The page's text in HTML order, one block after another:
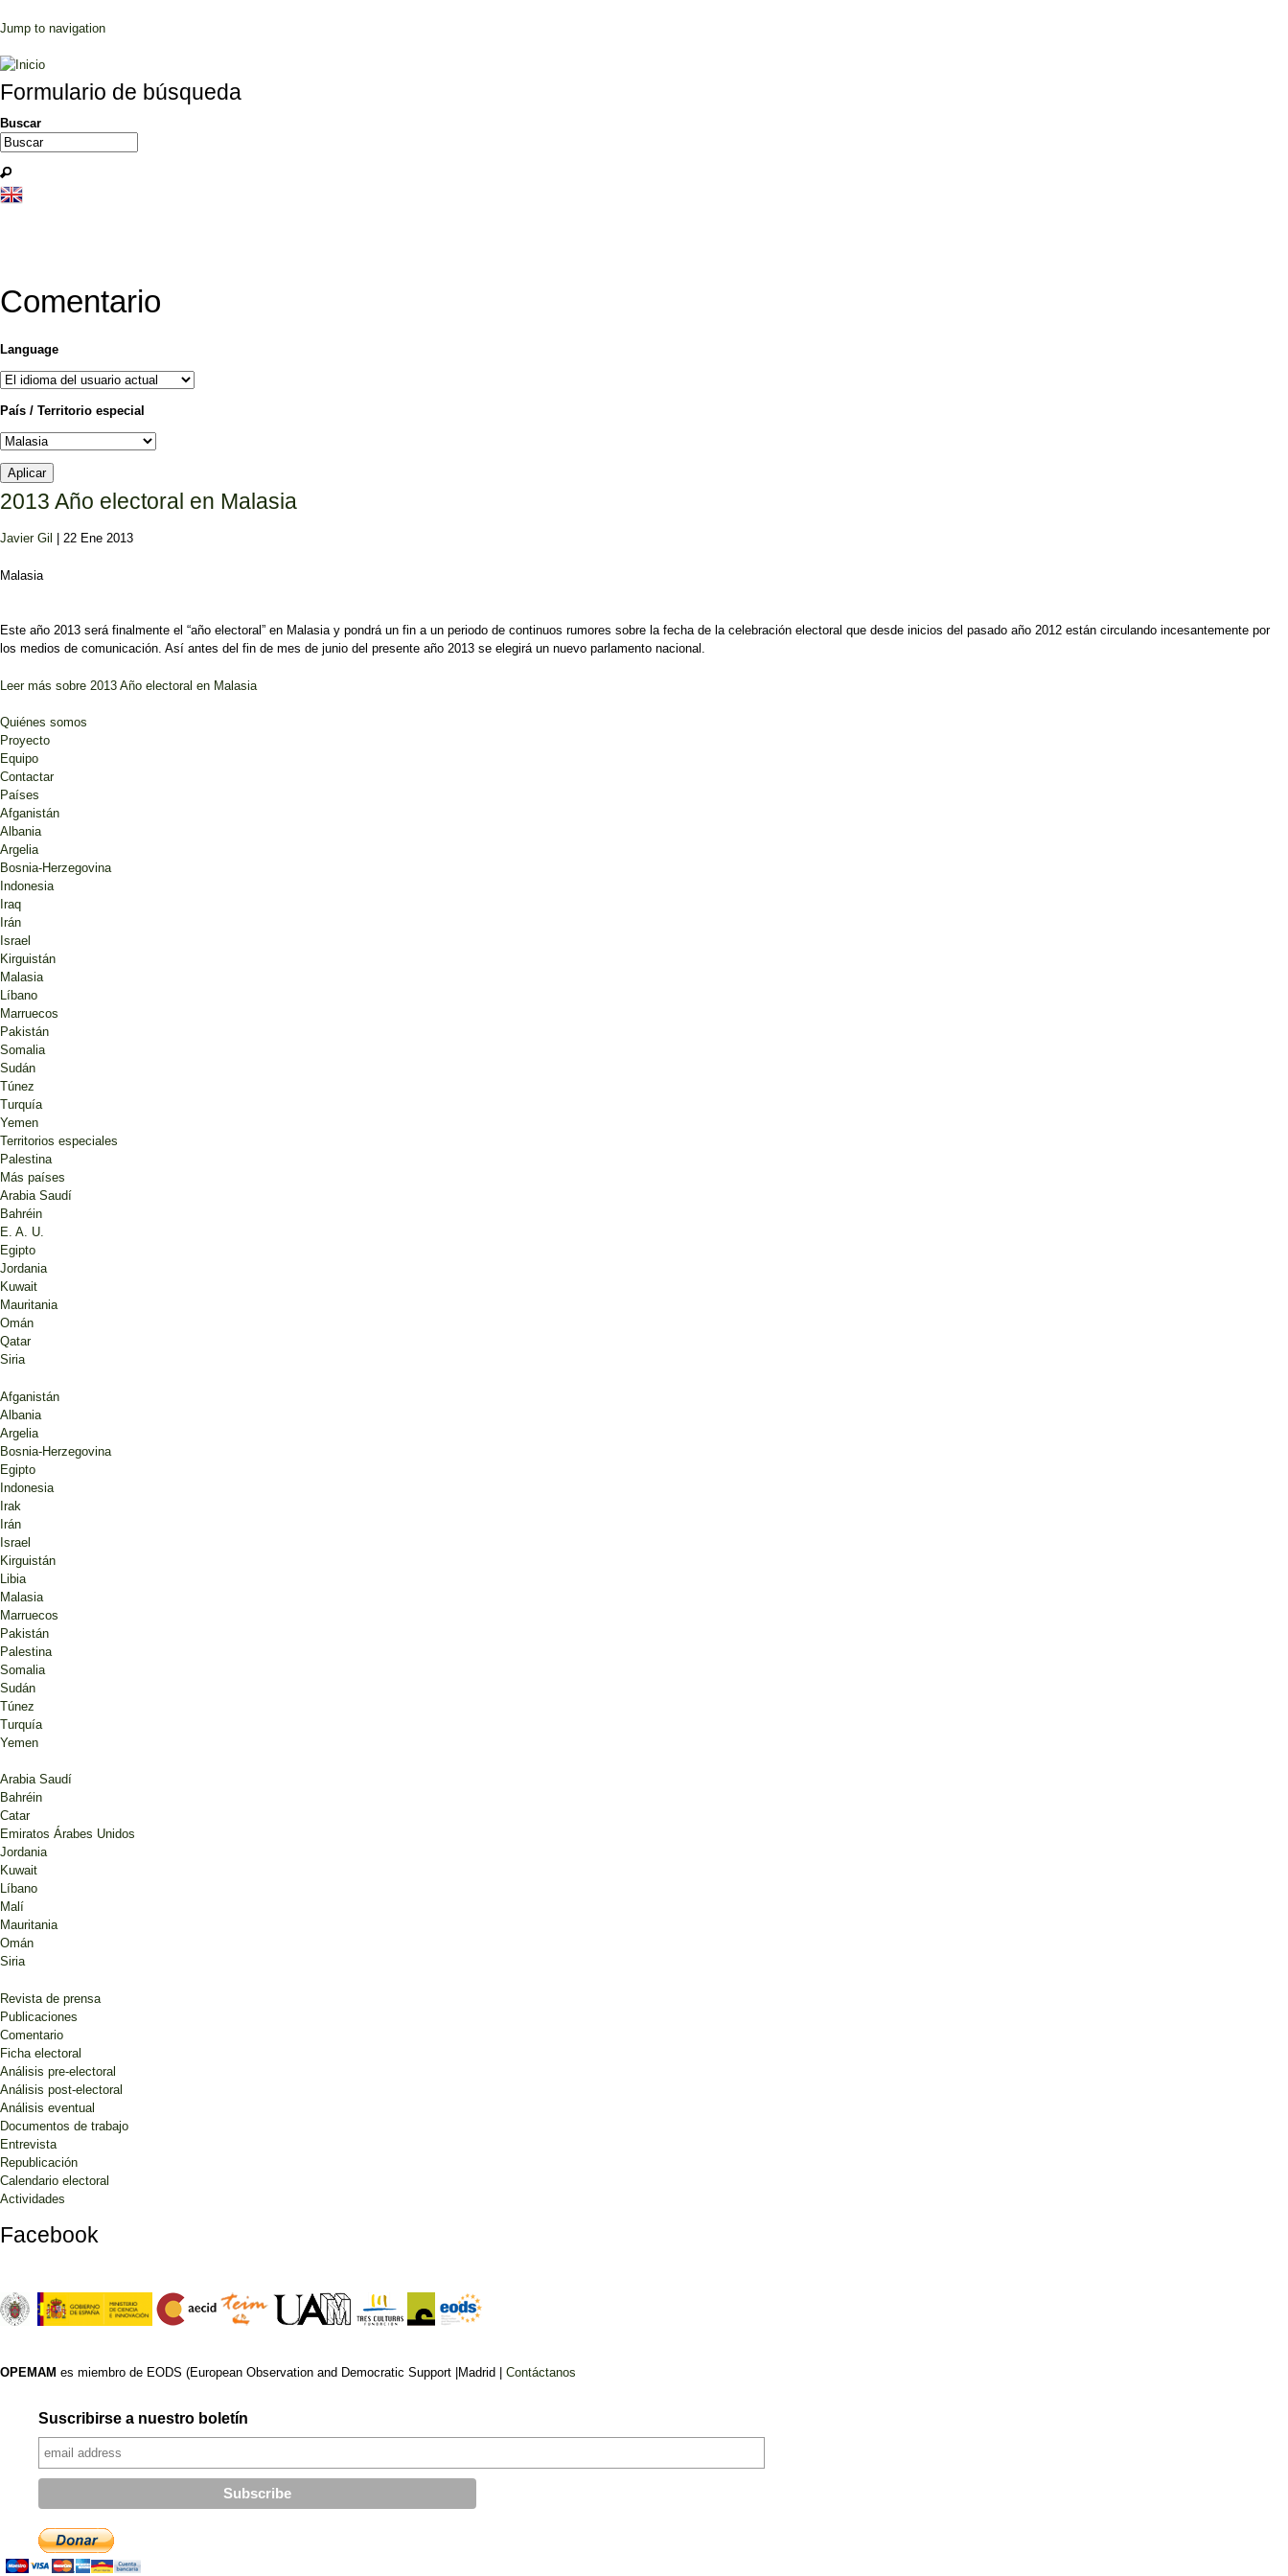
Jump to navigation
Formulario de búsqueda
Buscar
Comentario
Language
País / Territorio especial
2013 Año electoral en Malasia
Javier Gil | 22 Ene 2013
Malasia
Este año 2013 será finalmente el “año electoral” en Malasia y pondrá un fin a un periodo de continuos rumores sobre la fecha de la celebración electoral que desde inicios del pasado año 2012 están circulando incesantemente por
los medios de comunicación. Así antes del fin de mes de junio del presente año 2013 se elegirá un nuevo parlamento nacional.
Leer más sobre 2013 Año electoral en Malasia
Quiénes somos
Proyecto
Equipo
Contactar
Países
Afganistán
Albania
Argelia
Bosnia-Herzegovina
Indonesia
Iraq
Irán
Israel
Kirguistán
Malasia
Líbano
Marruecos
Pakistán
Somalia
Sudán
Túnez
Turquía
Yemen
Territorios especiales
Palestina
Más países
Arabia Saudí
Bahréin
E. A. U.
Egipto
Jordania
Kuwait
Mauritania
Omán
Qatar
Siria
Afganistán
Albania
Argelia
Bosnia-Herzegovina
Egipto
Indonesia
Irak
Irán
Israel
Kirguistán
Libia
Malasia
Marruecos
Pakistán
Palestina
Somalia
Sudán
Túnez
Turquía
Yemen
Arabia Saudí
Bahréin
Catar
Emiratos Árabes Unidos
Jordania
Kuwait
Líbano
Malí
Mauritania
Omán
Siria
Revista de prensa
Publicaciones
Comentario
Ficha electoral
Análisis pre-electoral
Análisis post-electoral
Análisis eventual
Documentos de trabajo
Entrevista
Republicación
Calendario electoral
Actividades
Facebook
OPEMAM es miembro de EODS (European Observation and Democratic Support |Madrid | Contáctanos
Suscribirse a nuestro boletín